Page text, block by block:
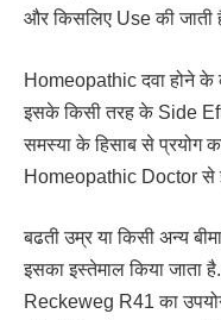
और किसलिए Use की जाती
Homeopathic दवा होने के
इसके किसी तरह के Side
समस्या के हिसाब से प्रयोग
Homeopathic Doctor से
बढती उम्र या किसी अन्य
इसका इस्तेमाल किया जाता
Reckeweg R41 का